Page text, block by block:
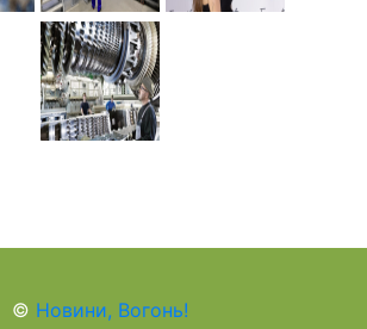
© Новини, Вогонь!